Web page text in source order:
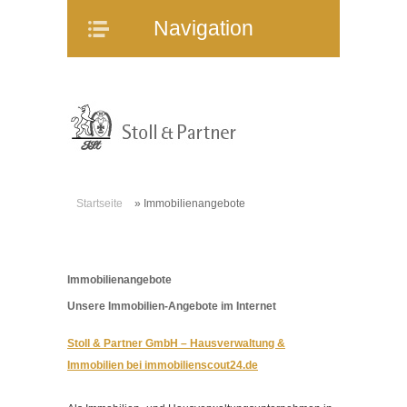
Navigation
Navigation
Mitarbeiter
Verkauf und Vermietung
Startseite » Immobilienangebote
Immobilienangebote
Unsere Immobilien-Angebote im Internet
Stoll & Partner GmbH – Hausverwaltung &
Immobilien bei immobilienscout24.de